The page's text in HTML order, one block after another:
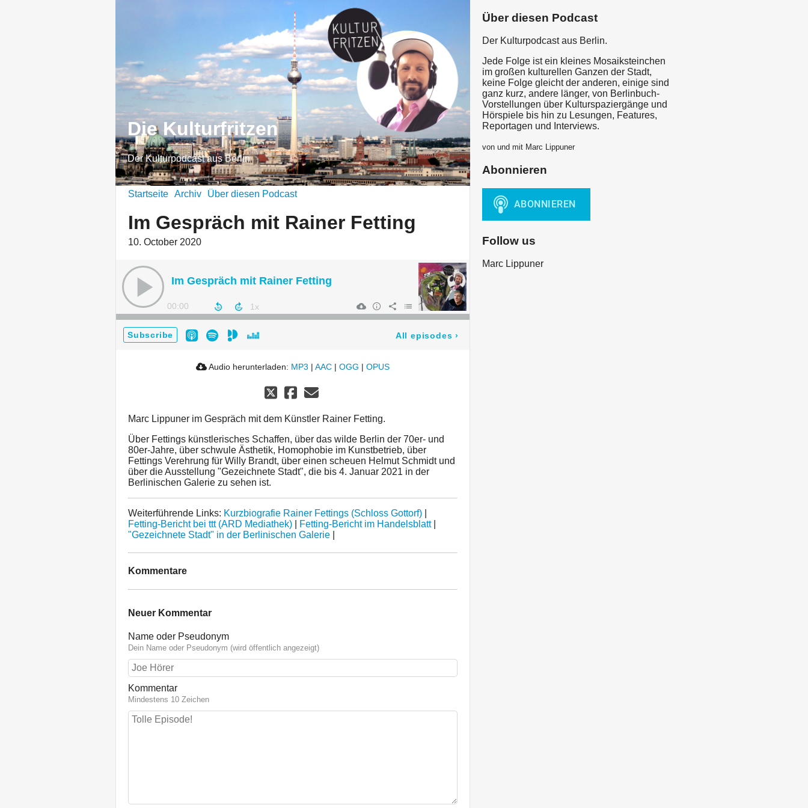
Die Kulturfritzen
Der Kulturpodcast aus Berlin
Startseite Archiv Über diesen Podcast
Im Gespräch mit Rainer Fetting
10. October 2020
Im Gespräch mit Rainer Fetting
00:00
Subscribe All episodes ›
Audio herunterladen: MP3 | AAC | OGG | OPUS
Marc Lippuner im Gespräch mit dem Künstler Rainer Fetting.
Über Fettings künstlerisches Schaffen, über das wilde Berlin der 70er- und
80er-Jahre, über schwule Ästhetik, Homophobie im Kunstbetrieb, über
Fettings Verehrung für Willy Brandt, über einen scheuen Helmut Schmidt und
über die Ausstellung "Gezeichnete Stadt", die bis 4. Januar 2021 in der
Berlinischen Galerie zu sehen ist.
Weiterführende Links: Kurzbiografie Rainer Fettings (Schloss Gottorf)
Fetting-Bericht bei ttt (ARD Mediathek)
Fetting-Bericht im Handelsblatt|
"Gezeichnete Stadt" in der Berlinischen Galerie
Kommentare
Neuer Kommentar
Name oder Pseudonym
Dein Name oder Pseudonym (wird öffentlich angezeigt)
Kommentar
Mindestens 10 Zeichen
Über diesen Podcast
Der Kulturpodcast aus Berlin.
Jede Folge ist ein kleines Mosaiksteinchen
im großen kulturellen Ganzen der Stadt,
keine Folge gleicht der anderen, einige sind
ganz kurz, andere länger, von Berlinbuch-
Vorstellungen über Kulturspaziergänge und
Hörspiele bis hin zu Lesungen, Features,
Reportagen und Interviews.
von und mit Marc Lippuner
Abonnieren
Follow us
Marc Lippuner